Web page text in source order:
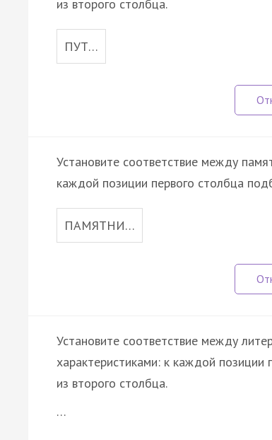
из второго столбца.
ПУТ…
Установите соответствие между
каждой позиции первого столбца
ПАМЯТНИ…
Установите соответствие между
характеристиками: к каждой
из второго столбца.
…